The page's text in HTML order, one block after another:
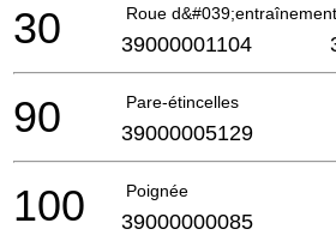
Roue d&#039;entraînement
30 39000001104
Pare-étincelles
90 39000005129
Poignée
100 39000000085